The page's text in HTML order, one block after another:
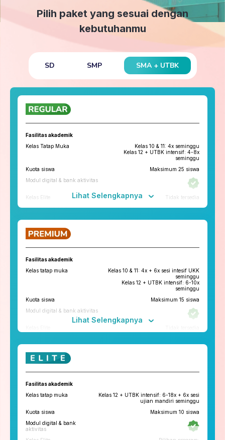
Pilih paket yang sesuai dengan
kebutuhanmu
SD SMP SMA + UTBK
Fasilitas akademik
Kelas Tatap Muka
Kelas 10 & 11: 4x seminggu
Kelas 12 + UTBK intensif: 4-8x
seminggu
Kuota siswa
Maksimum 25 siswa
Modul digital & bank aktivitas
Kelas Elite
Tidak tersedia
Fitur penunjang
ruangbelajar
roboguru
Pengembangan Diri
Konseling Privat via chat & video
Tryout
Tryout Basic & Premium
13x setahun
Lihat Selengkapnya
Fasilitas akademik
Kelas tatap muka
Kelas 10 & 11: 4x + 6x sesi intesif UKK
seminggu
Kelas 12 + UTBK intensif: 6-10x
seminggu
Kuota siswa
Maksimum 15 siswa
Modul digital & bank aktivitas
Konseling dan Kelas
Tryout
Lihat Selengkapnya
Fasilitas akademik
Kelas tatap muka
Kelas 12 + UTBK intensif: 6-18x + 6x sesi
ujian mandiri seminggu
Kuota siswa
Maksimum 10 siswa
Modul digital & bank
aktivitas